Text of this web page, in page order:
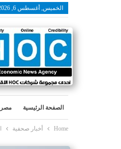
الخميس, أغسطس 6, 2026
الصفحة الرئيسية مصر
Home أخبار صحفية